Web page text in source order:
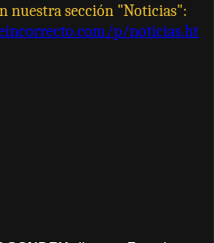
nuestra sección "Noticias":
p/noticias.ht